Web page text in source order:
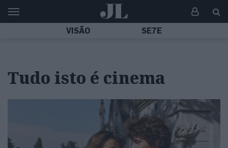
VISÃO SE7E
Tudo isto é cinema